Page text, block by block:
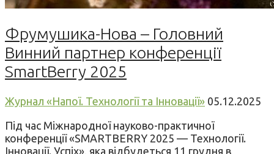
Фрумушика-Нова – Головний
Винний партнер конференції
SmartBerry 2025
Журнал «Напої. Технології та Інновації» 05.12.2025
Під час Міжнародної науково-практичної
конференції «SMARTBERRY 2025 — Технології.
Інновації. Успіх», яка відбудеться 11 грудня в